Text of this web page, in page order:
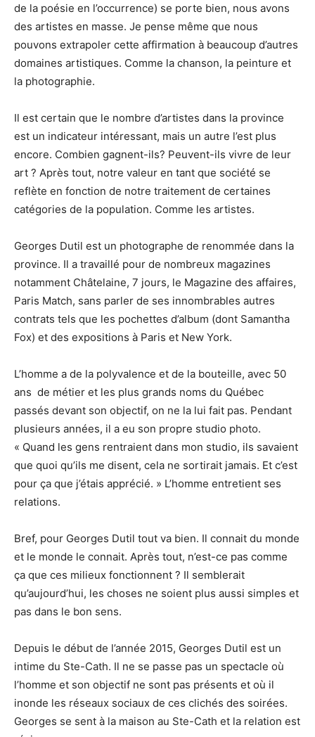
de la poésie en l’occurrence) se porte bien, nous avons
des artistes en masse. Je pense même que nous
pouvons extrapoler cette affirmation à beaucoup d’autres
domaines artistiques. Comme la chanson, la peinture et
la photographie.
Il est certain que le nombre d’artistes dans la province
est un indicateur intéressant, mais un autre l’est plus
encore. Combien gagnent-ils? Peuvent-ils vivre de leur
art ? Après tout, notre valeur en tant que société se
reflète en fonction de notre traitement de certaines
catégories de la population. Comme les artistes.
Georges Dutil est un photographe de renommée dans la
province. Il a travaillé pour de nombreux magazines
notamment Châtelaine, 7 jours, le Magazine des affaires,
Paris Match, sans parler de ses innombrables autres
contrats tels que les pochettes d’album (dont Samantha
Fox) et des expositions à Paris et New York.
L’homme a de la polyvalence et de la bouteille, avec 50
ans de métier et les plus grands noms du Québec
passés devant son objectif, on ne la lui fait pas. Pendant
plusieurs années, il a eu son propre studio photo.
« Quand les gens rentraient dans mon studio, ils savaient
que quoi qu’ils me disent, cela ne sortirait jamais. Et c’est
pour ça que j’étais apprécié. » L’homme entretient ses
relations.
Bref, pour Georges Dutil tout va bien. Il connait du monde
et le monde le connait. Après tout, n’est-ce pas comme
ça que ces milieux fonctionnent ? Il semblerait
qu’aujourd’hui, les choses ne soient plus aussi simples et
pas dans le bon sens.
Depuis le début de l’année 2015, Georges Dutil est un
intime du Ste-Cath. Il ne se passe pas un spectacle où
l’homme et son objectif ne sont pas présents et où il
inonde les réseaux sociaux de ces clichés des soirées.
Georges se sent à la maison au Ste-Cath et la relation est